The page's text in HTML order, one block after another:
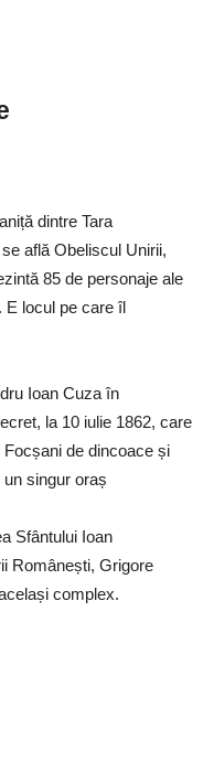
dintre Tara
află Obeliscul Unirii,
85 de personaje ale
E locul pe care îl
Ioan Cuza în
la 10 iulie 1862, care
Focșani de dincoace și
singur oraș
Sfântului Ioan
Românești, Grigore
complex.